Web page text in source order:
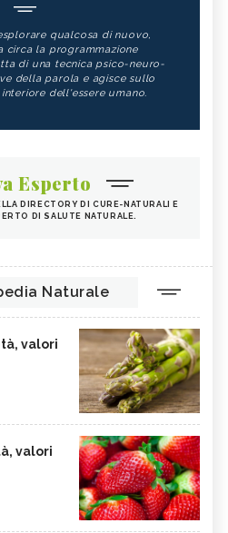
qualcosa di nuovo,
circa la programmazione
di una tecnica psico-neuro-
della parola e agisce sullo
dell'essere umano.
Esperto
DIRECTORY DI CURE-NATURALI E
DI SALUTE NATURALE.
Naturale
valori
valori